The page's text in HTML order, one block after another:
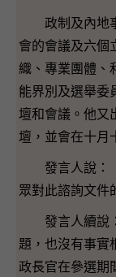
政制及內地事
會的會議及六個
織、專業團體、
能界別及選舉委
壇和會議。他又
壇，並會在十月
發言人說：「
眾對此諮詢文件
發言人續說：
題，也沒有事實
政長官在參選期